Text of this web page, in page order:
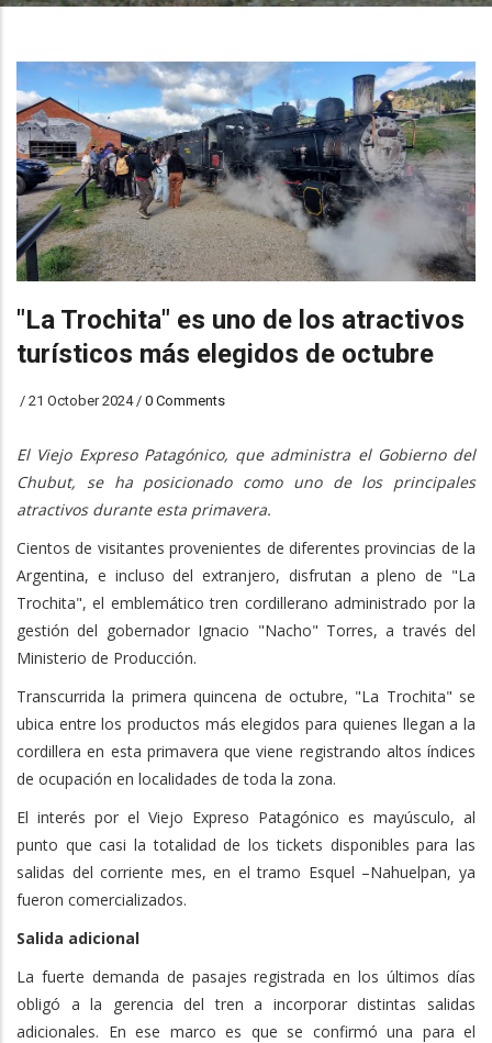
"La Trochita" es uno de los atractivos
turísticos más elegidos de octubre
/ 21 October 2024 / 0 Comments
El Viejo Expreso Patagónico, que administra el Gobierno del
Chubut, se ha posicionado como uno de los principales
atractivos durante esta primavera.
Cientos de visitantes provenientes de diferentes provincias de la
Argentina, e incluso del extranjero, disfrutan a pleno de "La
Trochita", el emblemático tren cordillerano administrado por la
gestión del gobernador Ignacio "Nacho" Torres, a través del
Ministerio de Producción.
Transcurrida la primera quincena de octubre, "La Trochita" se
ubica entre los productos más elegidos para quienes llegan a la
cordillera en esta primavera que viene registrando altos índices
de ocupación en localidades de toda la zona.
El interés por el Viejo Expreso Patagónico es mayúsculo, al
punto que casi la totalidad de los tickets disponibles para las
salidas del corriente mes, en el tramo Esquel –Nahuelpan, ya
fueron comercializados.
Salida adicional
La fuerte demanda de pasajes registrada en los últimos días
obligó a la gerencia del tren a incorporar distintas salidas
adicionales. En ese marco es que se confirmó una para el